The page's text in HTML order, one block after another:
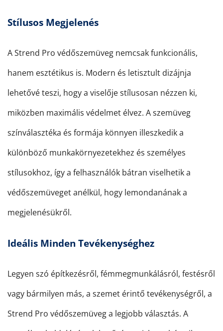
Stílusos Megjelenés
A Strend Pro védőszemüveg nemcsak funkcionális,
hanem esztétikus is. Modern és letisztult dizájnja
lehetővé teszi, hogy a viselője stílusosan nézzen ki,
miközben maximális védelmet élvez. A szemüveg
színválasztéka és formája könnyen illeszkedik a
különböző munkakörnyezetekhez és személyes
stílusokhoz, így a felhasználók bátran viselhetik a
védőszemüveget anélkül, hogy lemondanának a
megjelenésükről.
Ideális Minden Tevékenységhez
Legyen szó építkezésről, fémmegmunkálásról, festésről
vagy bármilyen más, a szemet érintő tevékenységről, a
Strend Pro védőszemüveg a legjobb választás. A